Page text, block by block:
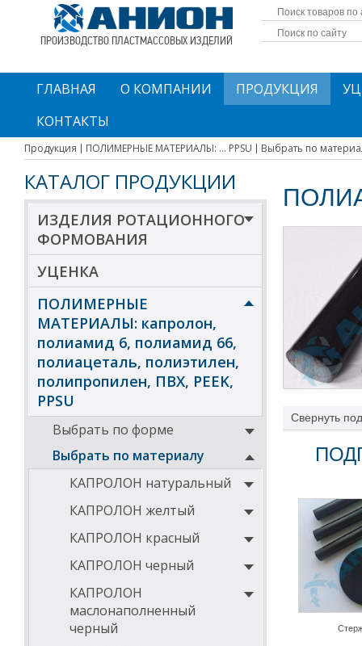
ПРОИЗВОДСТВО ПЛАСТМАССОВЫХ ИЗДЕЛИЙ
ГЛАВНАЯ О КОМПАНИИ ПРОДУКЦИЯ
КОНТАКТЫ
Продукция ПОЛИМЕРНЫЕ МАТЕРИАЛЫ: ... PPSU Выбрать по
КАТАЛОГ ПРОДУКЦИИ
ИЗДЕЛИЯ РОТАЦИОННОГО
ФОРМОВАНИЯ
УЦЕНКА
ПОЛИМЕРНЫЕ
МАТЕРИАЛЫ: капролон,
полиамид 6, полиамид 66,
полиацеталь, полиэтилен,
полипропилен, ПВХ, PEEK,
PPSU
Выбрать по форме
Выбрать по материалу
КАПРОЛОН натуральный
КАПРОЛОН желтый
КАПРОЛОН красный
КАПРОЛОН черный
КАПРОЛОН
маслонаполненный
черный
производства
невозможно
Полиамид 6
полиамид 6
Области
Детали,
из металла,
вес,
нефтедобыча,
РА 6
Свернуть